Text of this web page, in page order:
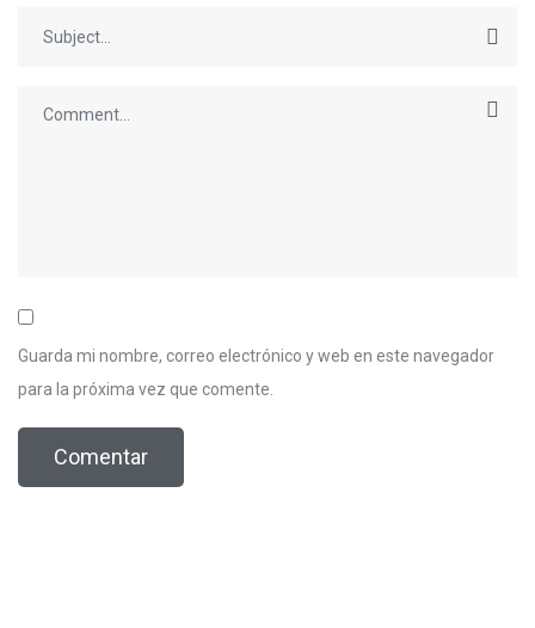
Guarda mi nombre, correo electrónico y web en este navegador
para la próxima vez que comente.